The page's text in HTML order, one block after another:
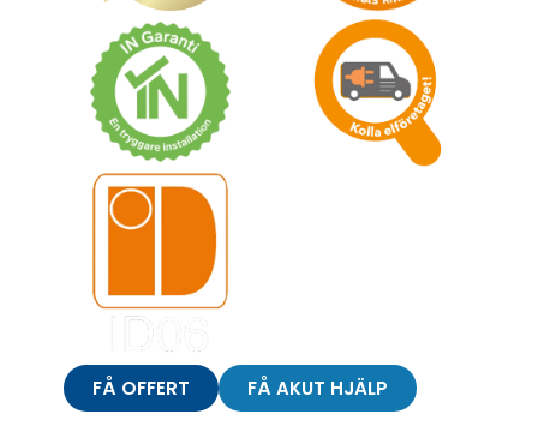
FÅ OFFERT FÅ AKUT HJÄLP